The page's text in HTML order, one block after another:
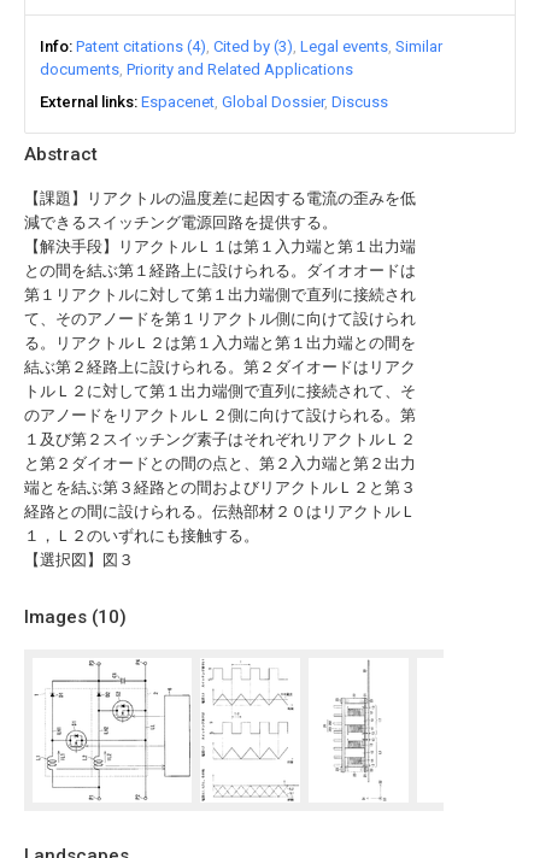
Abstract
【課題】リアクトルの温度差に起因する電流の歪みを低
減できるスイッチング電源回路を提供する。
【解決手段】リアクトルＬ１は第１入力端と第１出力端
との間を結ぶ第１経路上に設けられる。ダイオオードは
第１リアクトルに対して第１出力端側で直列に接続され
て、そのアノードを第１リアクトル側に向けて設けられ
る。リアクトルＬ２は第１入力端と第１出力端との間を
結ぶ第２経路上に設けられる。第２ダイオードはリアク
トルＬ２に対して第１出力端側で直列に接続されて、そ
のアノードをリアクトルＬ２側に向けて設けられる。第
１及び第２スイッチング素子はそれぞれリアクトルＬ２
と第２ダイオードとの間の点と、第２入力端と第２出力
端とを結ぶ第３経路との間およびリアクトルＬ２と第３
経路との間に設けられる。伝熱部材２０はリアクトルＬ
１，Ｌ２のいずれにも接触する。
【選択図】図３
Images (10)
Info Patent citations (4) Cited by (3) Legal events Similar
documents Priority and Related Applications
External links Espacenet Global Dossier Discuss